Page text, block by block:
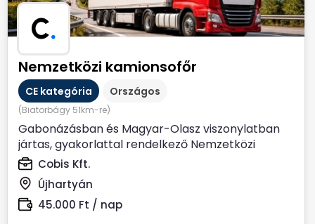
C.
Nemzetközi kamionsofőr
CE kategória Országos
(Biatorbágy 51km-re)
Gabonázásban és Magyar-Olasz viszonylatban
jártas, gyakorlattal rendelkező Nemzetközi
kamionsofőrt keresünk....
Cobis Kft.
Újhartyán
45.000 Ft / nap